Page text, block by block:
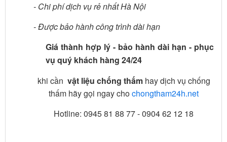
- Chi phí dịch vụ rẻ nhất Hà Nội
- Được bảo hành công trình dài hạn
Giá thành hợp lý - bảo hành dài hạn - phục
vụ quý khách hàng 24/24
khi cần vật liệu chống thấmhay dịch vụ chống
thấm hãy gọi ngay chochongtham24h.net
Hotline: 0945 81 88 77 - 0904 62 12 18